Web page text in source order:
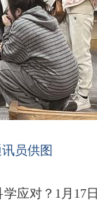
员供图
应对？1月17